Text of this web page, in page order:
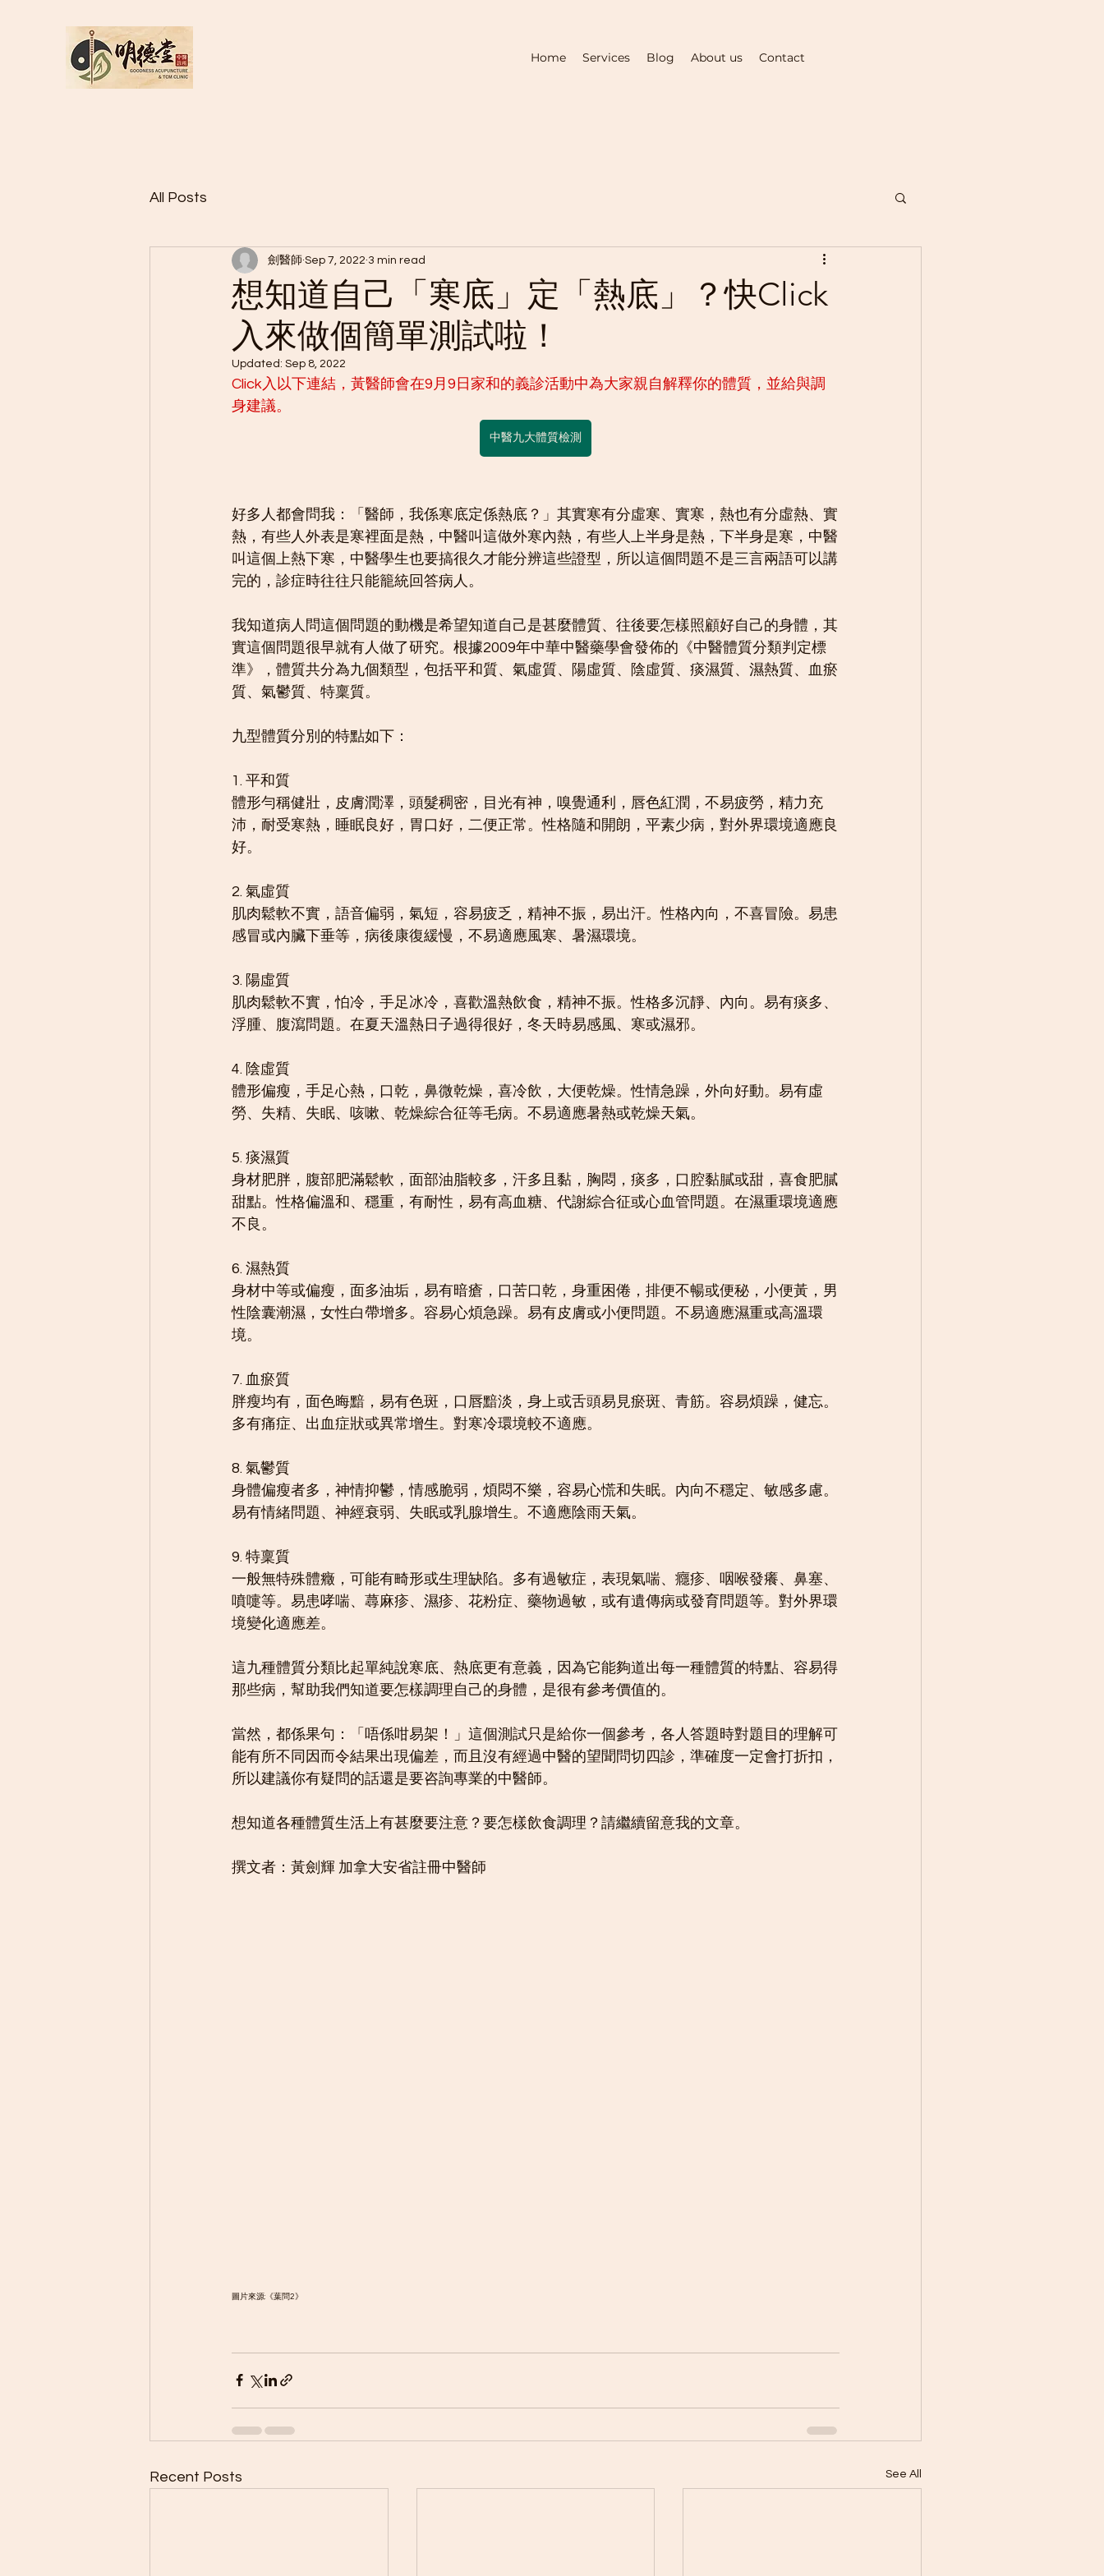
Home Services Blog About us Contact
All Posts
想知道自己「寒底」定「熱底」？快Click
入來做個簡單測試啦！
劍醫師 Sep 7, 2022 3 min read
Updated: Sep 8, 2022
Click入以下連結，黃醫師會在9月9日家和的義診活動中為大家親自解釋你的體質，並給與調
身建議。
中醫九大體質檢測
好多人都會問我：「醫師，我係寒底定係熱底？」其實寒有分虛寒、實寒，熱也有分虛熱、實
熱，有些人外表是寒裡面是熱，中醫叫這做外寒內熱，有些人上半身是熱，下半身是寒，中醫
叫這個上熱下寒，中醫學生也要搞很久才能分辨這些證型，所以這個問題不是三言兩語可以講
完的，診症時往往只能籠統回答病人。
我知道病人問這個問題的動機是希望知道自己是甚麼體質、往後要怎樣照顧好自己的身體，其
實這個問題很早就有人做了研究。根據2009年中華中醫藥學會發佈的《中醫體質分類判定標
準》，體質共分為九個類型，包括平和質、氣虛質、陽虛質、陰虛質、痰濕質、濕熱質、血瘀
質、氣鬱質、特稟質。
九型體質分別的特點如下：
體形勻稱健壯，皮膚潤澤，頭髮稠密，目光有神，嗅覺通利，唇色紅潤，不易疲勞，精力充
沛，耐受寒熱，睡眠良好，胃口好，二便正常。性格隨和開朗，平素少病，對外界環境適應良
好。
肌肉鬆軟不實，語音偏弱，氣短，容易疲乏，精神不振，易出汗。性格內向，不喜冒險。易患
感冒或內臟下垂等，病後康復緩慢，不易適應風寒、暑濕環境。
肌肉鬆軟不實，怕冷，手足冰冷，喜歡溫熱飲食，精神不振。性格多沉靜、內向。易有痰多、
浮腫、腹瀉問題。在夏天溫熱日子過得很好，冬天時易感風、寒或濕邪。
體形偏瘦，手足心熱，口乾，鼻微乾燥，喜冷飲，大便乾燥。性情急躁，外向好動。易有虛
勞、失精、失眠、咳嗽、乾燥綜合征等毛病。不易適應暑熱或乾燥天氣。
身材肥胖，腹部肥滿鬆軟，面部油脂較多，汗多且黏，胸悶，痰多，口腔黏膩或甜，喜食肥膩
甜點。性格偏溫和、穩重，有耐性，易有高血糖、代謝綜合征或心血管問題。在濕重環境適應
不良。
身材中等或偏瘦，面多油垢，易有暗瘡，口苦口乾，身重困倦，排便不暢或便秘，小便黃，男
性陰囊潮濕，女性白帶增多。容易心煩急躁。易有皮膚或小便問題。不易適應濕重或高溫環
境。
胖瘦均有，面色晦黯，易有色斑，口唇黯淡，身上或舌頭易見瘀斑、青筋。容易煩躁，健忘。
多有痛症、出血症狀或異常增生。對寒冷環境較不適應。
身體偏瘦者多，神情抑鬱，情感脆弱，煩悶不樂，容易心慌和失眠。內向不穩定、敏感多慮。
易有情緒問題、神經衰弱、失眠或乳腺增生。不適應陰雨天氣。
一般無特殊體癥，可能有畸形或生理缺陷。多有過敏症，表現氣喘、癮疹、咽喉發癢、鼻塞、
噴嚏等。易患哮喘、蕁麻疹、濕疹、花粉症、藥物過敏，或有遺傳病或發育問題等。對外界環
境變化適應差。
這九種體質分類比起單純說寒底、熱底更有意義，因為它能夠道出每一種體質的特點、容易得
那些病，幫助我們知道要怎樣調理自己的身體，是很有參考價值的。
當然，都係果句：「唔係咁易架！」這個測試只是給你一個參考，各人答題時對題目的理解可
能有所不同因而令結果出現偏差，而且沒有經過中醫的望聞問切四診，準確度一定會打折扣，
所以建議你有疑問的話還是要咨詢專業的中醫師。
想知道各種體質生活上有甚麼要注意？要怎樣飲食調理？請繼續留意我的文章。
撰文者：黃劍輝 加拿大安省註冊中醫師
圖片來源:《葉問2》
Recent Posts See All